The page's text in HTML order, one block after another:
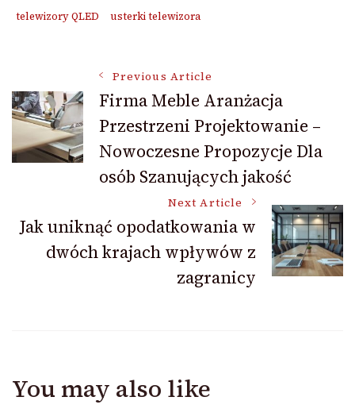
telewizory QLED
usterki telewizora
Post
Navigation
Previous Article
Firma Meble Aranżacja
Przestrzeni Projektowanie –
Nowoczesne Propozycje Dla
osób Szanujących jakość
Next Article
Jak uniknąć opodatkowania w
dwóch krajach wpływów z
zagranicy
You may also like